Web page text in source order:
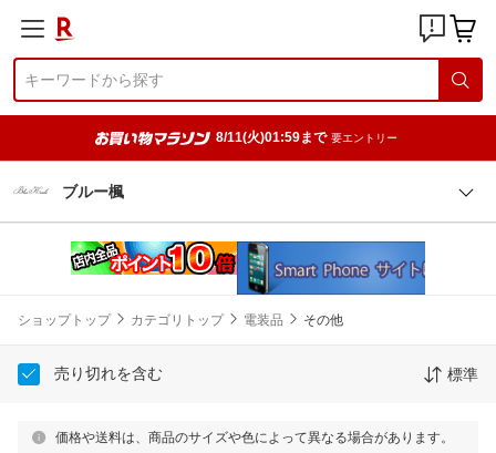
8/11(火)01:59まで 要エントリー
ブルー楓
ショップトップ カテゴリトップ 電装品 その他
売り切れを含む 標準
価格や送料は、商品のサイズや色によって異なる場合があります。